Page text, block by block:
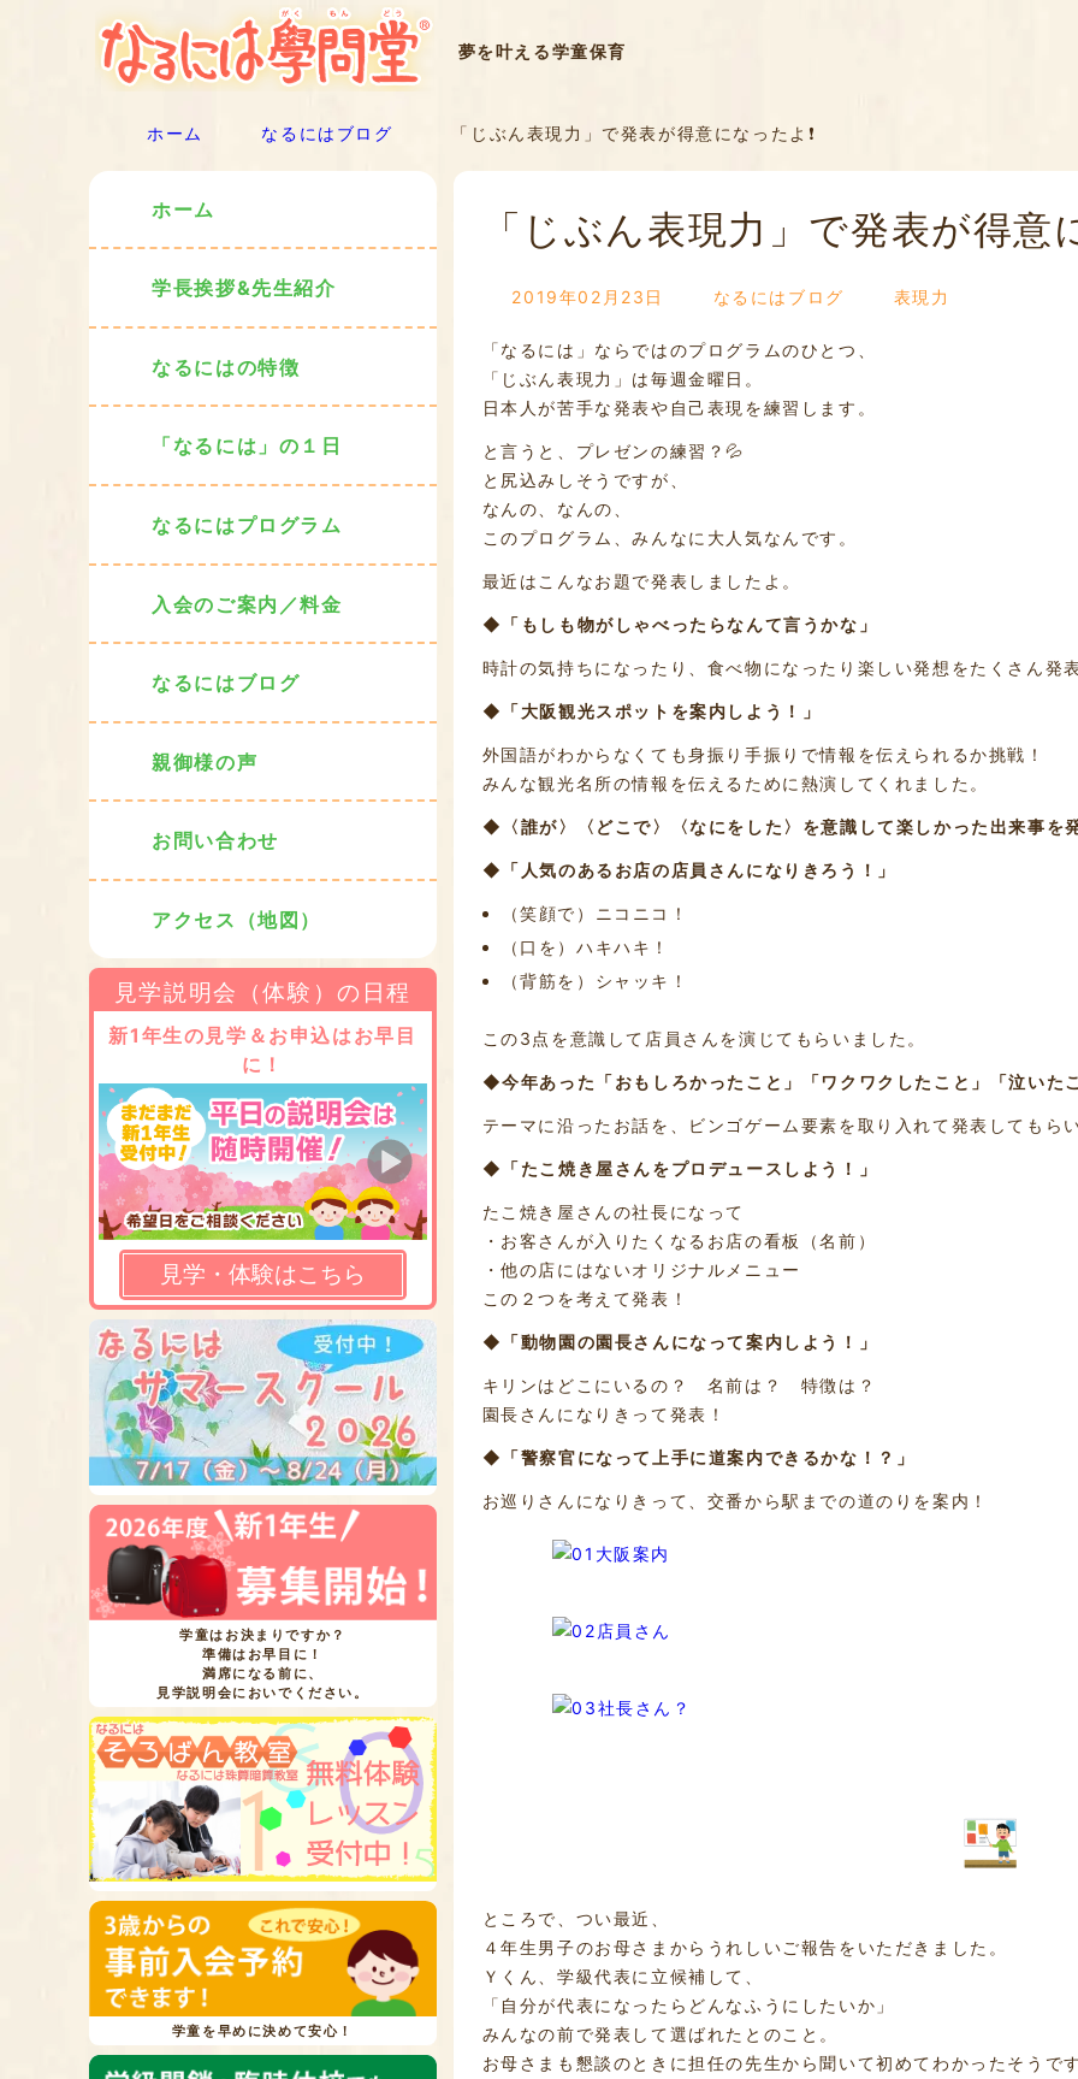
夢を叶える学童保育
ホーム なるにはブログ 「じぶん表現力」で発表が得意になったよ❗️
「じぶん表現力」で発表が得意
2019年02月23日 なるにはブログ 表現力
「なるには」ならではのプログラムのひとつ、
「じぶん表現力」は毎週金曜日。
日本人が苦手な発表や自己表現を練習します。
と言うと、プレゼンの練習？💦
と尻込みしそうですが、
なんの、なんの、
このプログラム、みんなに大人気なんです。
最近はこんなお題で発表しましたよ。
◆「もしも物がしゃべったらなんて言うかな」
時計の気持ちになったり、食べ物になったり楽しい発想をたくさん発
◆「大阪観光スポットを案内しよう！」
外国語がわからなくても身振り手振りで情報を伝えられるか挑戦！
みんな観光名所の情報を伝えるために熱演してくれました。
◆〈誰が〉〈どこで〉〈なにをした〉を意識して楽しかった出来事を
◆「人気のあるお店の店員さんになりきろう！」
（笑顔で）ニコニコ！
（口を）ハキハキ！
（背筋を）シャッキ！
この3点を意識して店員さんを演じてもらいました。
◆今年あった「おもしろかったこと」「ワクワクしたこと」「泣いた
テーマに沿ったお話を、ビンゴゲーム要素を取り入れて発表してもら
◆「たこ焼き屋さんをプロデュースしよう！」
たこ焼き屋さんの社長になって
・お客さんが入りたくなるお店の看板（名前）
・他の店にはないオリジナルメニュー
この２つを考えて発表！
◆「動物園の園長さんになって案内しよう！」
キリンはどこにいるの？ 名前は？ 特徴は？
園長さんになりきって発表！
◆「警察官になって上手に道案内できるかな！？」
お巡りさんになりきって、交番から駅までの道のりを案内！
ところで、つい最近、
４年生男子のお母さまからうれしいご報告をいただきました。
Ｙくん、学級代表に立候補して、
「自分が代表になったらどんなふうにしたいか」
みんなの前で発表して選ばれたとのこと。
お母さまも懇談のときに担任の先生から聞いて初めてわかったそうで
ホーム
学長挨拶&先生紹介
なるにはの特徴
「なるには」の１日
なるにはプログラム
入会のご案内／料金
なるにはブログ
親御様の声
お問い合わせ
アクセス（地図）
見学説明会（体験）の日程
新1年生の見学＆お申込はお早目
に！
見学・体験はこちら
学童はお決まりですか？
準備はお早目に！
満席になる前に、
見学説明会においでください。
学童を早めに決めて安心！